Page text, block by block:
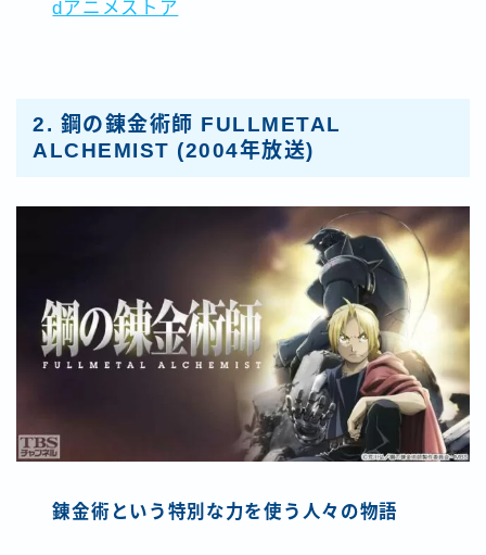
dアニメストア
2. 鋼の錬金術師 FULLMETAL
ALCHEMIST (2004年放送)
錬金術という特別な力を使う人々の物語